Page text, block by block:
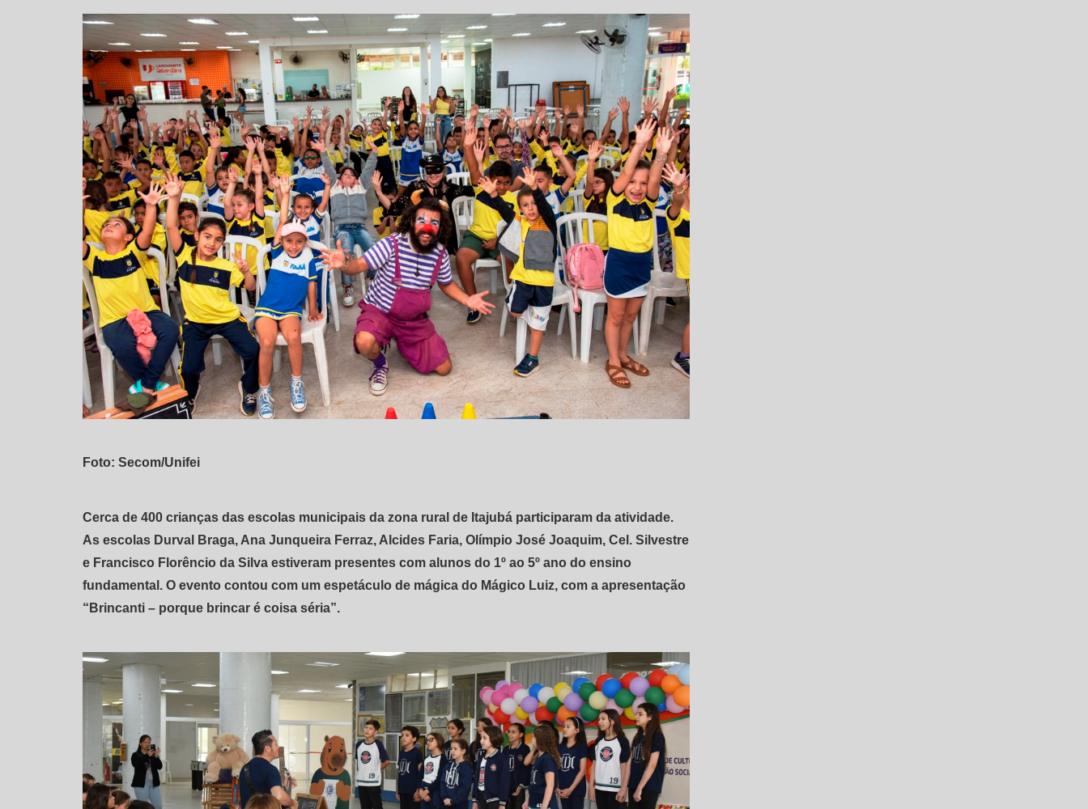
Foto: Secom/Unifei
Cerca de 400 crianças das escolas municipais da zona rural de Itajubá participaram da atividade.
As escolas Durval Braga, Ana Junqueira Ferraz, Alcides Faria, Olímpio José Joaquim, Cel. Silvestre
e Francisco Florêncio da Silva estiveram presentes com alunos do 1º ao 5º ano do ensino
fundamental. O evento contou com um espetáculo de mágica do Mágico Luiz, com a apresentação
“Brincanti – porque brincar é coisa séria”.